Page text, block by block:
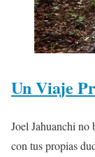
Un Viaje
Joel Jahuanchi no
con tus propias